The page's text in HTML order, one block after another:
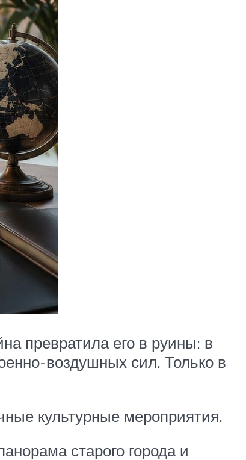
превратила его в руины: в
воздушных сил. Только в
культурные мероприятия.
старого города и